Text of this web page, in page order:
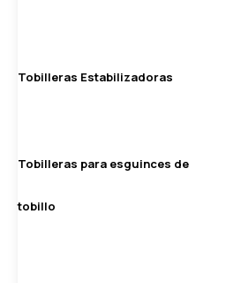
Tobilleras Estabilizadoras
Tobilleras para esguinces de
tobillo